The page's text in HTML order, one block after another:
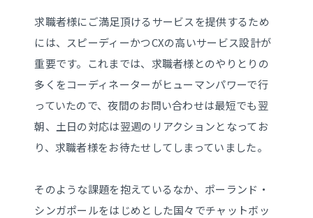
求職者様にご満足頂けるサービスを提供するため
には、スピーディーかつCXの高いサービス設計が
重要です。これまでは、求職者様とのやりとりの
多くをコーディネーターがヒューマンパワーで行
っていたので、夜間のお問い合わせは最短でも翌
朝、土日の対応は翌週のリアクションとなってお
り、求職者様をお待たせしてしまっていました。
そのような課題を抱えているなか、ポーランド・
シンガポールをはじめとした国々でチャットボッ